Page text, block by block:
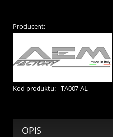
Producent:
Kod produktu: TA007-AL
OPIS